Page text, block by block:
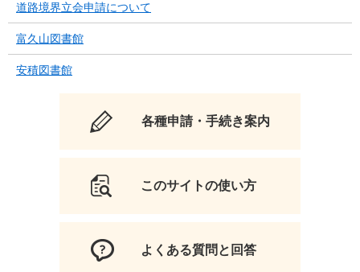
道路境界立会申請について
富久山図書館
安積図書館
各種申請・手続き案内
このサイトの使い方
よくある質問と回答